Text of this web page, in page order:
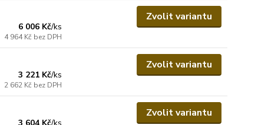
6 006 Kč/ks
4 964 Kč bez DPH
Zvolit variantu
3 221 Kč/ks
2 662 Kč bez DPH
Zvolit variantu
Zvolit variantu